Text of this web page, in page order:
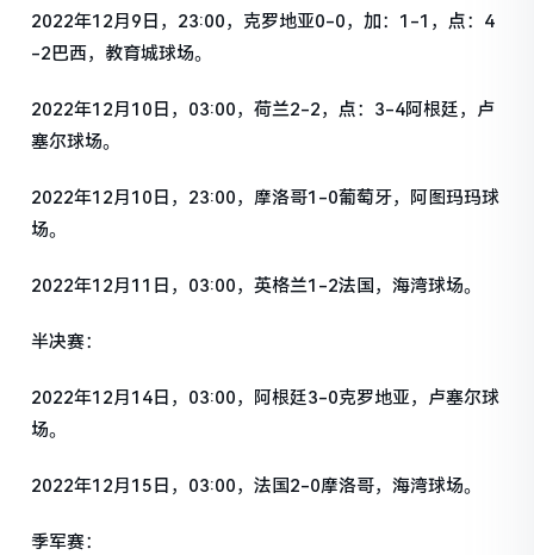
2022年12月9日，23:00，克罗地亚0-0，加：1-1，点：4
-2巴西，教育城球场。
2022年12月10日，03:00，荷兰2-2，点：3-4阿根廷，卢
塞尔球场。
2022年12月10日，23:00，摩洛哥1-0葡萄牙，阿图玛玛球
场。
2022年12月11日，03:00，英格兰1-2法国，海湾球场。
半决赛：
2022年12月14日，03:00，阿根廷3-0克罗地亚，卢塞尔球
场。
2022年12月15日，03:00，法国2-0摩洛哥，海湾球场。
季军赛：